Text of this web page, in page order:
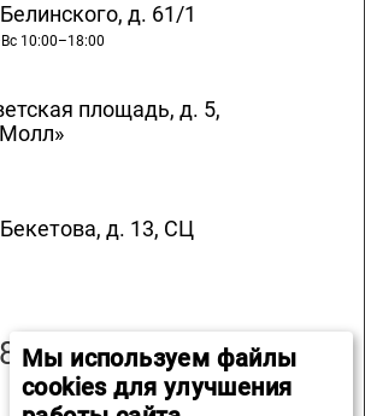
д. 61/1
10:00–18:00
площадь, д. 5,
д. 13, СЦ
20
Мы используем файлы
cookies для улучшения